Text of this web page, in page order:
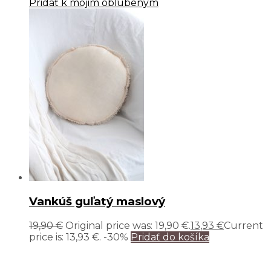
Pridať k mojim obľúbeným
Vankúš guľatý maslový
19,90€ Original price was: 19,90 €.13,93 €Current
price is: 13,93 €. -30% Pridať do košíka